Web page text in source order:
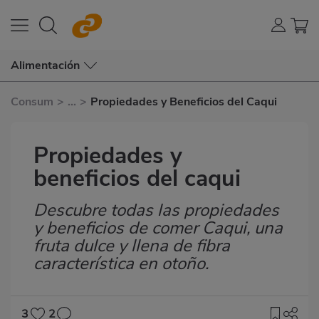
Alimentación
Consum > ... > Propiedades y Beneficios del Caqui
Propiedades y
beneficios del caqui
Subtítulo
Descubre todas las propiedades
y beneficios de comer Caqui, una
fruta dulce y llena de fibra
característica en otoño.
3
2